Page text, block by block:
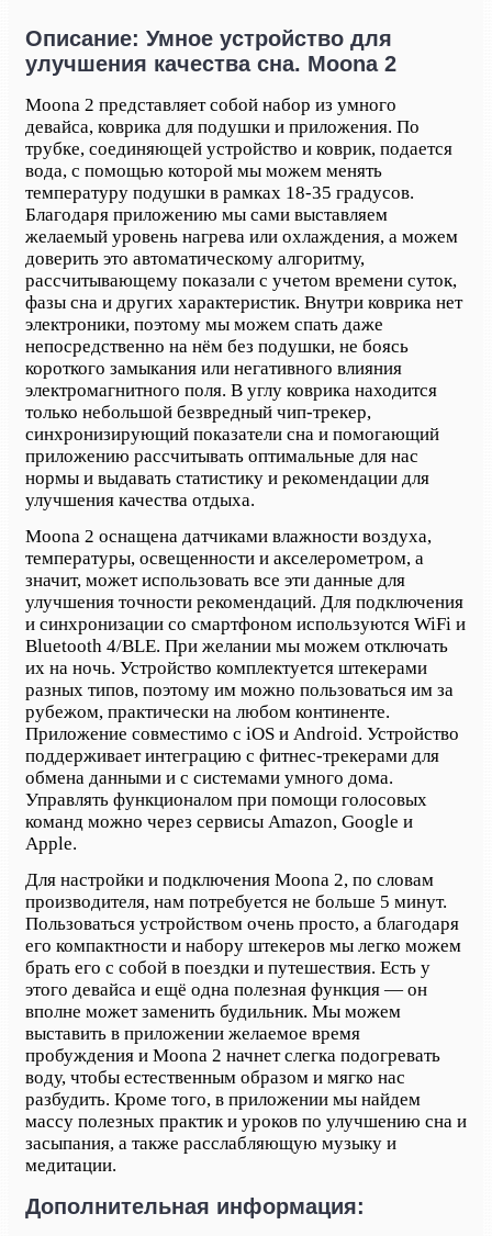
Описание: Умное устройство для
улучшения качества сна. Moona 2
Moona 2 представляет собой набор из умного
девайса, коврика для подушки и приложения. По
трубке, соединяющей устройство и коврик, подается
вода, с помощью которой мы можем менять
температуру подушки в рамках 18-35 градусов.
Благодаря приложению мы сами выставляем
желаемый уровень нагрева или охлаждения, а можем
доверить это автоматическому алгоритму,
рассчитывающему показали с учетом времени суток,
фазы сна и других характеристик. Внутри коврика нет
электроники, поэтому мы можем спать даже
непосредственно на нём без подушки, не боясь
короткого замыкания или негативного влияния
электромагнитного поля. В углу коврика находится
только небольшой безвредный чип-трекер,
синхронизирующий показатели сна и помогающий
приложению рассчитывать оптимальные для нас
нормы и выдавать статистику и рекомендации для
улучшения качества отдыха.
Moona 2 оснащена датчиками влажности воздуха,
температуры, освещенности и акселерометром, а
значит, может использовать все эти данные для
улучшения точности рекомендаций. Для подключения
и синхронизации со смартфоном используются WiFi и
Bluetooth 4/BLE. При желании мы можем отключать
их на ночь. Устройство комплектуется штекерами
разных типов, поэтому им можно пользоваться им за
рубежом, практически на любом континенте.
Приложение совместимо с iOS и Android. Устройство
поддерживает интеграцию с фитнес-трекерами для
обмена данными и с системами умного дома.
Управлять функционалом при помощи голосовых
команд можно через сервисы Amazon, Google и
Apple.
Для настройки и подключения Moona 2, по словам
производителя, нам потребуется не больше 5 минут.
Пользоваться устройством очень просто, а благодаря
его компактности и набору штекеров мы легко можем
брать его с собой в поездки и путешествия. Есть у
этого девайса и ещё одна полезная функция — он
вполне может заменить будильник. Мы можем
выставить в приложении желаемое время
пробуждения и Moona 2 начнет слегка подогревать
воду, чтобы естественным образом и мягко нас
разбудить. Кроме того, в приложении мы найдем
массу полезных практик и уроков по улучшению сна и
засыпания, а также расслабляющую музыку и
медитации.
Дополнительная информация: